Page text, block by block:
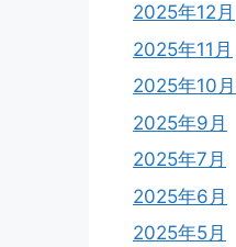
2025年12月
2025年11月
2025年10月
2025年9月
2025年7月
2025年6月
2025年5月